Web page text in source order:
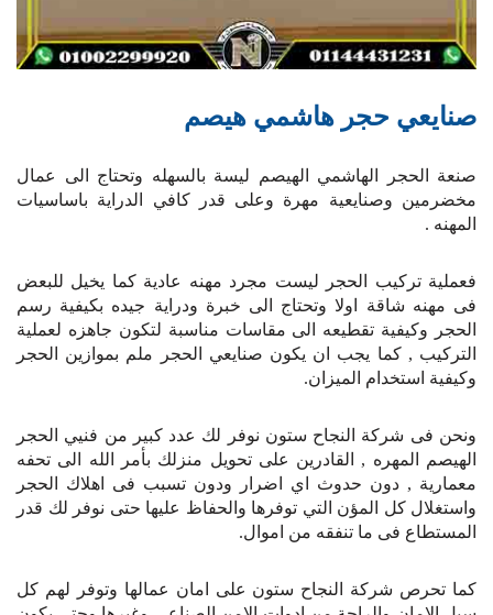
صنايعي حجر هاشمي هيصم
صنعة الحجر الهاشمي الهيصم ليسة بالسهله وتحتاج الى عمال
مخضرمين وصنايعية مهرة وعلى قدر كافي الدراية باساسيات
المهنه .
فعملية تركيب الحجر ليست مجرد مهنه عادية كما يخيل للبعض
فى مهنه شاقة اولا وتحتاج الى خبرة ودراية جيده بكيفية رسم
الحجر وكيفية تقطيعه الى مقاسات مناسبة لتكون جاهزه لعملية
التركيب , كما يجب ان يكون صنايعي الحجر ملم بموازين الحجر
وكيفية استخدام الميزان.
ونحن فى شركة النجاح ستون نوفر لك عدد كبير من فنيي الحجر
الهيصم المهره , القادرين على تحويل منزلك بأمر الله الى تحفه
معمارية , دون حدوث اي اضرار ودون تسبب فى اهلاك الحجر
واستغلال كل المؤن التي توفرها والحفاظ عليها حتى نوفر لك قدر
المستطاع فى ما تنفقه من اموال.
كما تحرص شركة النجاح ستون على امان عمالها وتوفر لهم كل